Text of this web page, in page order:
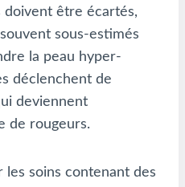
doivent être écartés,
sous-estimés
la peau hyper-
déclenchent de
deviennent
de rougeurs.
les soins contenant des